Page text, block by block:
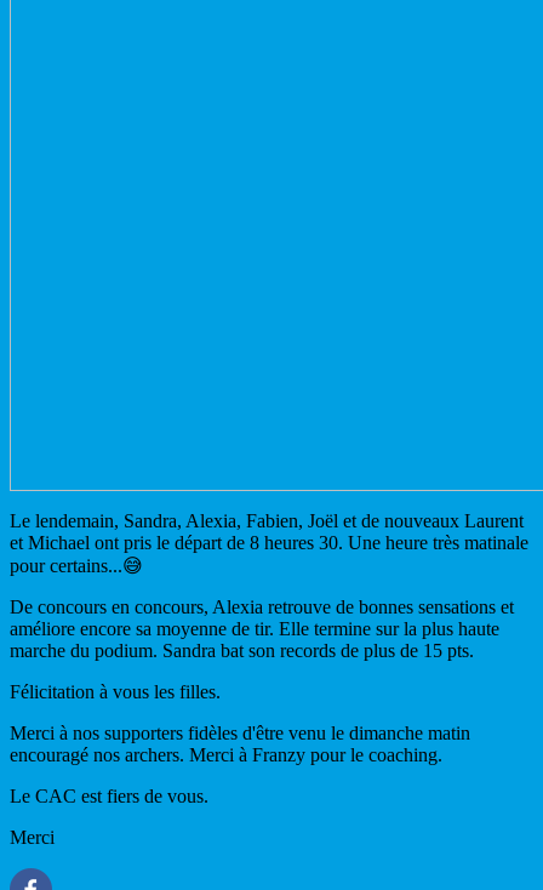
Le lendemain, Sandra, Alexia, Fabien, Joël et de nouveaux Laurent
et Michael ont pris le départ de 8 heures 30. Une heure très matinale
pour certains...😅
De concours en concours, Alexia retrouve de bonnes sensations et
améliore encore sa moyenne de tir. Elle termine sur la plus haute
marche du podium. Sandra bat son records de plus de 15 pts.
Félicitation à vous les filles.
Merci à nos supporters fidèles d'être venu le dimanche matin
encouragé nos archers. Merci à Franzy pour le coaching.
Le CAC est fiers de vous.
Merci